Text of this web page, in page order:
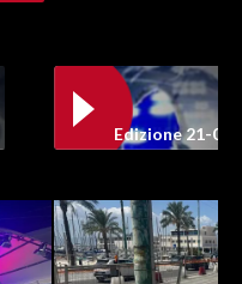
Edizione 21-05-